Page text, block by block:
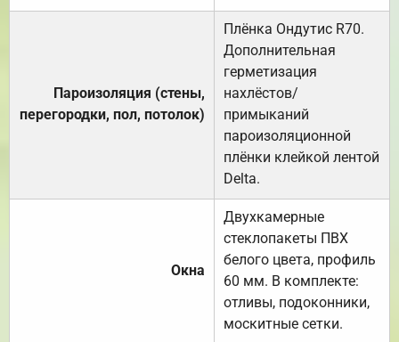
Пароизоляция (стены,
перегородки, пол, потолок)
Плёнка Ондутис R70.
Дополнительная
герметизация
нахлёстов/
примыканий
пароизоляционной
плёнки клейкой лентой
Delta.
Окна
Двухкамерные
стеклопакеты ПВХ
белого цвета, профиль
60 мм. В комплекте:
отливы, подоконники,
москитные сетки.